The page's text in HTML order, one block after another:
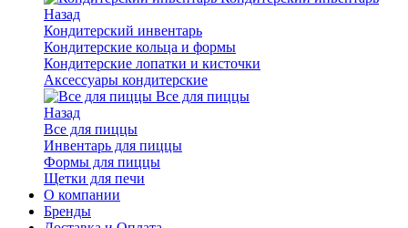
Назад
Кондитерский инвентарь
Кондитерские кольца и формы
Кондитерские лопатки и кисточки
Аксессуары кондитерские
Все для пиццы
Назад
Все для пиццы
Инвентарь для пиццы
Формы для пиццы
Щетки для печи
О компании
Бренды